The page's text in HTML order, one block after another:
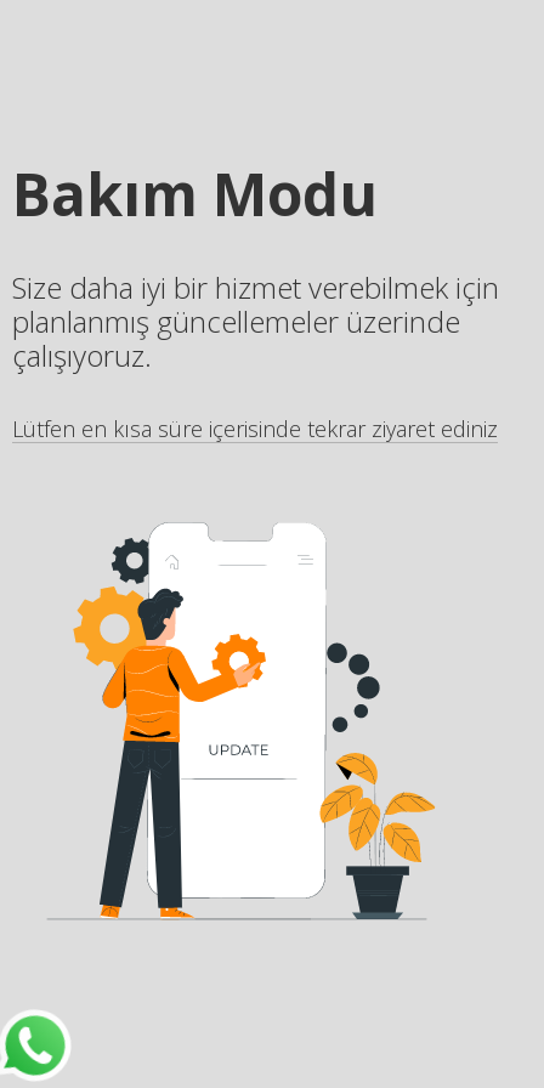
Bakım Modu
Size daha iyi bir hizmet verebilmek için
planlanmış güncellemeler üzerinde
çalışıyoruz.
Lütfen en kısa süre içerisinde tekrar ziyaret ediniz